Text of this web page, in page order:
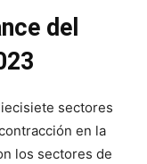
del
sectores
en la
los sectores de